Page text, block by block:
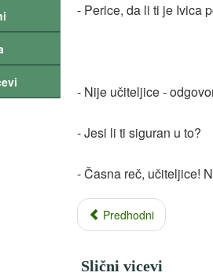
- Perice, da li ti je Ivica
- Nije učiteljice -
- Jesi li ti siguran u to?
- Časna reč, učiteljice!
Predhodni
Slični vicevi